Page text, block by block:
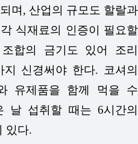
며, 산업의 규모도 할랄과
식재료의 인증이 필요할
합의 금기도 있어 조리
신경써야 한다. 코셔의
유제품을 함께 먹을 수
날 섭취할 때는 6시간의
있다.